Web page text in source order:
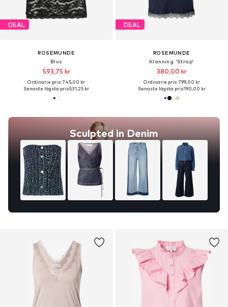
DEAL
ROSEMUNDE
Blus
593,75 kr
Ordinarie pris: 745,00 kr
Senaste lägsta pris:531,25 kr
Sculpted in Denim
DEAL
ROSEMUNDE
Klänning 'Strap'
380,00 kr
Ordinarie pris: 799,00 kr
Senaste lägsta pris:190,00 kr